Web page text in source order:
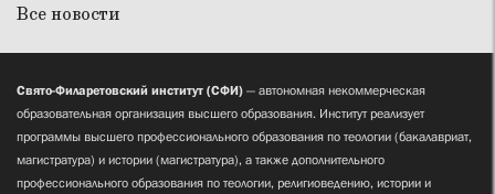
Все новости
Свято-Филаретовский институт (СФИ) — автономная некоммерческая
образовательная организация высшего образования. Институт реализует
программы высшего профессионального образования по теологии (бакалавриат,
магистратура) и истории (магистратура), а также дополнительного
профессионального образования по теологии, религиоведению, истории и